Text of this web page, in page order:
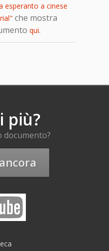
esperanto a cinese
che mostra
qui.
più?
documento?